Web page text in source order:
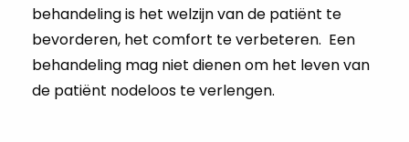
behandeling is het welzijn van de patiënt te
bevorderen, het comfort te verbeteren. Een
behandeling mag niet dienen om het leven van
de patiënt nodeloos te verlengen.